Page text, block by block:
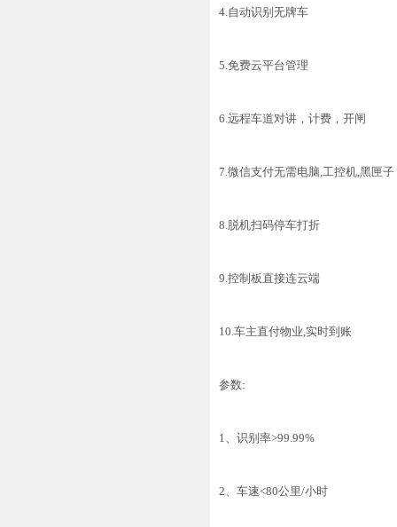
4.自动识别无牌车
5.免费云平台管理
6.远程车道对讲，计费，开闸
7.微信支付无需电脑,工控机,黑匣子
8.脱机扫码停车打折
9.控制板直接连云端
10.车主直付物业,实时到账
参数:
1、识别率>99.99%
2、车速<80公里/小时